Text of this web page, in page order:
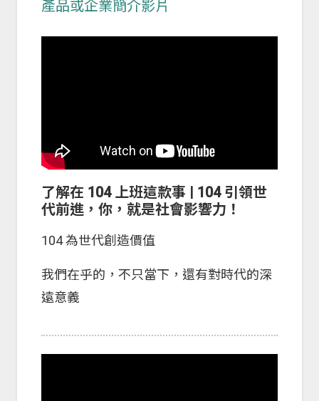
產品或企業簡介影片
了解在 104 上班這款事 | 104 引領世
代前進，你，就是社會影響力！
104 為世代創造價值
我們在乎的，不只當下，還有對時代的深
遠意義